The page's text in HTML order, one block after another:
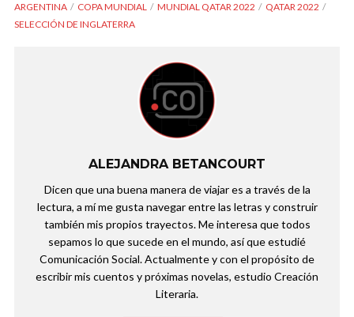
ARGENTINA COPA MUNDIAL MUNDIAL QATAR 2022
QATAR 2022
SELECCIÓN DE INGLATERRA
ALEJANDRA BETANCOURT
Dicen que una buena manera de viajar es a través de la
lectura, a mí me gusta navegar entre las letras y construir
también mis propios trayectos. Me interesa que todos
sepamos lo que sucede en el mundo, así que estudié
Comunicación Social. Actualmente y con el propósito de
escribir mis cuentos y próximas novelas, estudio Creación
Literaria.